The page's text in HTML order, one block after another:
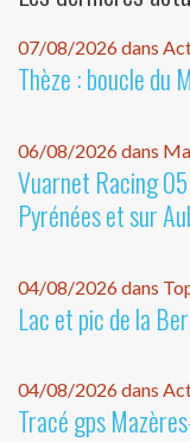
07/08/2026 dans
Thèze : boucle du
06/08/2026 dans
Vuarnet Racing
Pyrénées et sur
04/08/2026 dans
Lac et pic de la
04/08/2026 dans
Tracé gps